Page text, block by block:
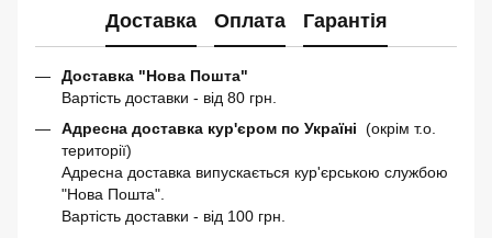
Доставка Оплата Гарантія
Доставка "Нова Пошта"
Вартість доставки - від 80 грн.
Адресна доставка кур'єром по Україні (окрім т.о.
території)
Адресна доставка випускається кур'єрською службою
"Нова Пошта".
Вартість доставки - від 100 грн.